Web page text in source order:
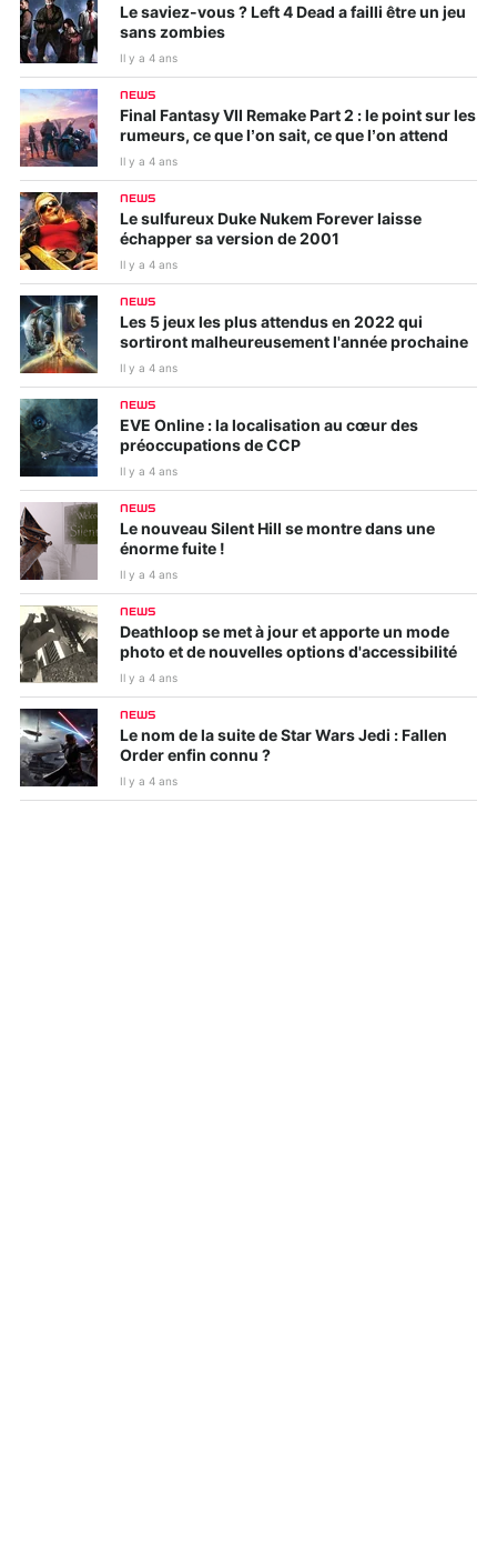
Le saviez-vous ? Left 4 Dead a failli être un jeu
sans zombies
Il y a 4 ans
NEWS
Final Fantasy VII Remake Part 2 : le point sur les
rumeurs, ce que l’on sait, ce que l’on attend
Il y a 4 ans
NEWS
Le sulfureux Duke Nukem Forever laisse
échapper sa version de 2001
Il y a 4 ans
NEWS
Les 5 jeux les plus attendus en 2022 qui
sortiront malheureusement l'année prochaine
Il y a 4 ans
NEWS
EVE Online : la localisation au cœur des
préoccupations de CCP
Il y a 4 ans
NEWS
Le nouveau Silent Hill se montre dans une
énorme fuite !
Il y a 4 ans
NEWS
Deathloop se met à jour et apporte un mode
photo et de nouvelles options d'accessibilité
Il y a 4 ans
NEWS
Le nom de la suite de Star Wars Jedi : Fallen
Order enfin connu ?
Il y a 4 ans